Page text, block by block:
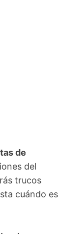
de
del
trucos
cuándo es